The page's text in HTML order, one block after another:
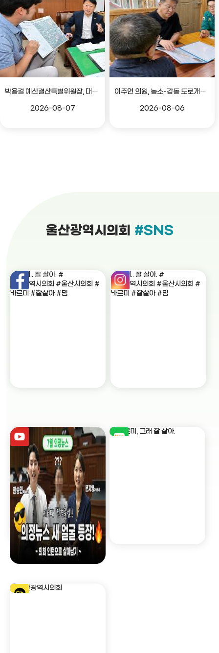
박용걸 예산결산특별위원장, 대공원로 확장공사 현안점검 간담회
2026-08-07
이주언 의원, 농소-강동 도로개설 민원 현장 점검
2026-08-06
울산광역시의회 #SNS